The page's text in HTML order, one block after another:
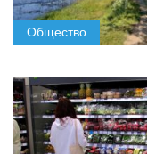
Общество